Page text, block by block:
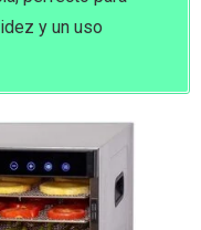
y un uso